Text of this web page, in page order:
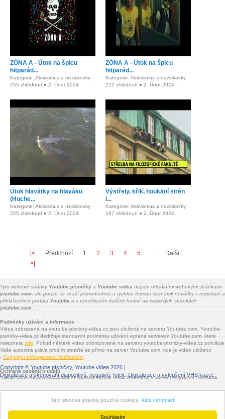
Souhlasím
Tato webová stránka používá cookies. Více informací
ZÓNA A - Útok na špicu
hitparád...
Kategorie: Aktivismus a neziskovky
255 zhlédnutí ● 2. Únor 2024
ZÓNA A - Útok na špicu
hitparád...
Kategorie: Aktivismus a neziskovky
222 zhlédnutí ● 2. Únor 2024
Útok hlavátky na hlaváku
(Huche...
Kategorie: Aktivismus a neziskovky
225 zhlédnutí ● 2. Únor 2024
Výstřely, křik, houkání sirén
i...
Kategorie: Aktivismus a neziskovky
197 zhlédnutí ● 2. Únor 2024
|< Předchozí 1 2 3 4 5 ...
Další
>|
Tyto webové stránky Youtube písničky a Youtube videa nejsou oficiálními webovými stránkami
youtube.com, ale pouze se snaží jednoduchou a rychlou formou seznámit nováčky s registrací a
přihlášením k portálu Youtube a s vysvětlením dalších funkcí na webových stránkách
youtube.com.
Podmínky užívání a informace
Videa zobrazená na youtube-pisnicky-videa.cz jsou uložená na serveru Youtube.com. Youtube-
pisnicky-videa.cz dodržuje standartní podmínky užívání vydané serverem Youtube.com, které
naleznete zde. Pokud některé video zobrazované na serveru youtube-pisnicky-videa.cz porušuje
Vaše autorská práva prosím obraťte se přímo na server Youtube.com, kde je video uloženo
- Copyright Infringement Notification.
Ochrana osobních údajů
Server youtube-pisnicky-videa.cz nesbírá žádné citlivé informace o svých uživatelích. Nicméně
Twitter.com, Seznam.cz - které informace sbírat mohou. Jde především o služby sdílení na
sociálních sítích a o zobrazované reklamy.
Copyright © Youtube písničky, Youtube videa 2026 |
Digitalizace a skenování diapozitivů, negativů, fotek . Digitalizace a vylepšení VHS kazet.